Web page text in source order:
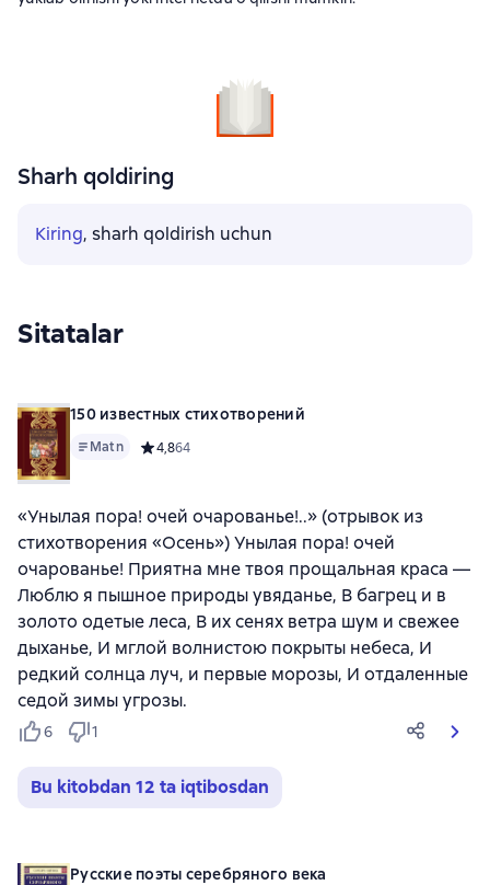
Sharh qoldiring
Kiring, sharh qoldirish uchun
Sitatalar
150 известных стихотворений
Matn Средний рейтинг 4,8 на основе 64 оценок
4,864
«Унылая пора! очей очарованье!..» (отрывок из
стихотворения «Осень») Унылая пора! очей
очарованье! Приятна мне твоя прощальная краса —
Люблю я пышное природы увяданье, В багрец и в
золото одетые леса, В их сенях ветра шум и свежее
дыханье, И мглой волнистою покрыты небеса, И
редкий солнца луч, и первые морозы, И отдаленные
седой зимы угрозы.
6 1
Bu kitobdan 12 ta iqtibosdan
Русские поэты серебряного века